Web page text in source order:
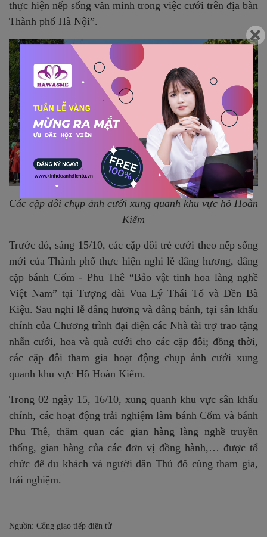
thực hiện nếp sống văn minh trong việc cưới trên địa bàn
Thành phố Hà Nội”.
Các cặp đôi chụp ảnh cưới xung quanh khu vực hồ Hoàn
Kiếm
Trước đó, sáng 15/10, các cặp đôi trẻ cưới theo nếp sống
mới của Thành phố thực hiện nghi lễ dâng hương, dâng
cặp bánh Cốm - Phu Thê “Bảo vật tinh hoa làng nghề
Việt Nam” tại Tượng đài Vua Lý Thái Tổ và Đền Bà
Kiệu. Sau nghi lễ dâng hương và dâng bánh, tại sân khấu
chính của Chương trình đại diện các Nhà tài trợ trao tặng
nhẫn cưới, hoa và quà cưới cho các cặp đôi; đồng thời,
các cặp đôi tham gia hoạt động chụp ảnh cưới xung
quanh khu vực Hồ Hoàn Kiếm.
Trong 02 ngày 15, 16/10, xung quanh khu vực sân khấu
chính, các hoạt động trải nghiệm làm bánh Cốm và bánh
Phu Thê, thăm quan các gian hàng làng nghề truyền
thống, gian hàng của các đơn vị đồng hành,… được tổ
chức để du khách và người dân Thủ đô cùng tham gia,
trải nghiệm.
Nguồn: Cổng giao tiếp điện tử